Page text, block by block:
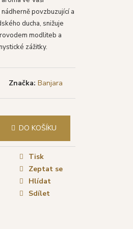
povzbuzující a
ducha, snižuje
modliteb a
zážitky.
Značka: Banjara
DO KOŠÍKU
Tisk
Zeptat se
Hlídat
Sdílet